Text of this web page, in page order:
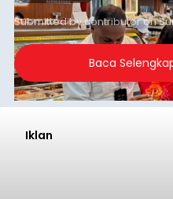
Submitted bycontributoron
Baca
Iklan